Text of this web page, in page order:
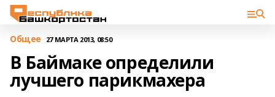
Общее 27 МАРТА 2013, 08:50
В Баймаке определили
лучшего парикмахера